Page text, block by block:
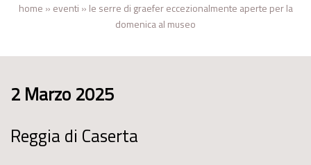
home » eventi » le serre di graefer eccezionalmente aperte per la
domenica al museo
2 Marzo 2025
Reggia di Caserta